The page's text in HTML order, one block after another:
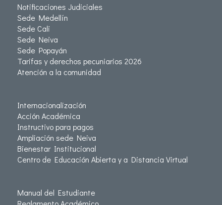
Notificaciones Judiciales
Sede Medellín
Sede Cali
Sede Neiva
Sede Popayán
Tarifas y derechos pecuniarios 2026
Atención a la comunidad
Internacionalización
Acción Académica
Instructivo para pagos
Ampliación sede Neiva
Bienestar Institucional
Centro de Educación Abierta y a Distancia Virtual
Manual del Estudiante